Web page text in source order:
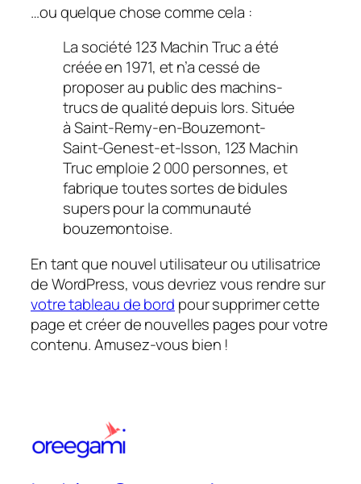
…ou quelque chose comme cela :
La société 123 Machin Truc a été
créée en 1971, et n’a cessé de
proposer au public des machins-
trucs de qualité depuis lors. Située
à Saint-Remy-en-Bouzemont-
Saint-Genest-et-Isson, 123 Machin
Truc emploie 2 000 personnes, et
fabrique toutes sortes de bidules
supers pour la communauté
bouzemontoise.
En tant que nouvel utilisateur ou utilisatrice
de WordPress, vous devriez vous rendre sur
votre tableau de bord pour supprimer cette
page et créer de nouvelles pages pour votre
contenu. Amusez-vous bien !